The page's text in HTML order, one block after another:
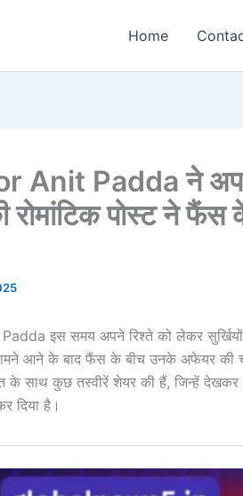
Home
Anit Padda ने
पोस्ट ने फैंस
इस समय अपने रिश्ते को लेकर
सामने आने के बाद फैंस के बीच उनके अफेयर की
के साथ कुछ तस्वीरें शेयर की हैं, जिन्हें देखकर
दिया है।